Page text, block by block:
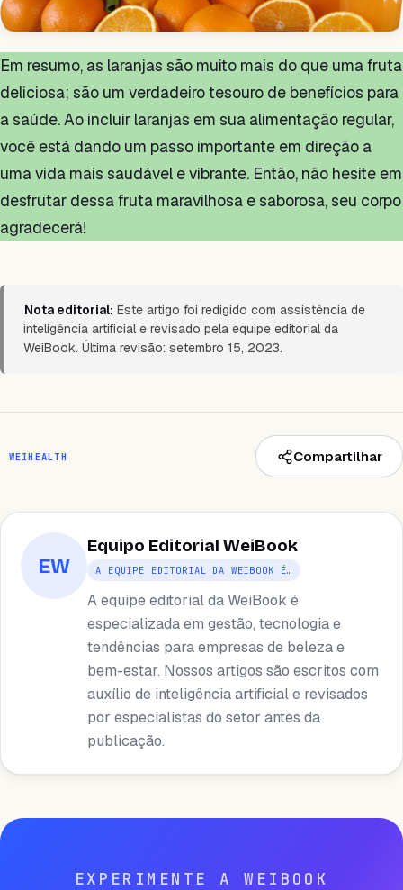
Em resumo, as laranjas são muito mais do que uma fruta
deliciosa; são um verdadeiro tesouro de benefícios para
a saúde. Ao incluir laranjas em sua alimentação regular,
você está dando um passo importante em direção a
uma vida mais saudável e vibrante. Então, não hesite em
desfrutar dessa fruta maravilhosa e saborosa, seu corpo
agradecerá!
Nota editorial: Este artigo foi redigido com assistência de
inteligência artificial e revisado pela equipe editorial da
WeiBook. Última revisão: setembro 15, 2023.
WEIHEALTH Compartilhar
EW
Equipo Editorial WeiBook
A EQUIPE EDITORIAL DA WEIBOOK É…
A equipe editorial da WeiBook é
especializada em gestão, tecnologia e
tendências para empresas de beleza e
bem-estar. Nossos artigos são escritos com
auxílio de inteligência artificial e revisados ​​
por especialistas do setor antes da
publicação.
EXPERIMENTE A WEIBOOK